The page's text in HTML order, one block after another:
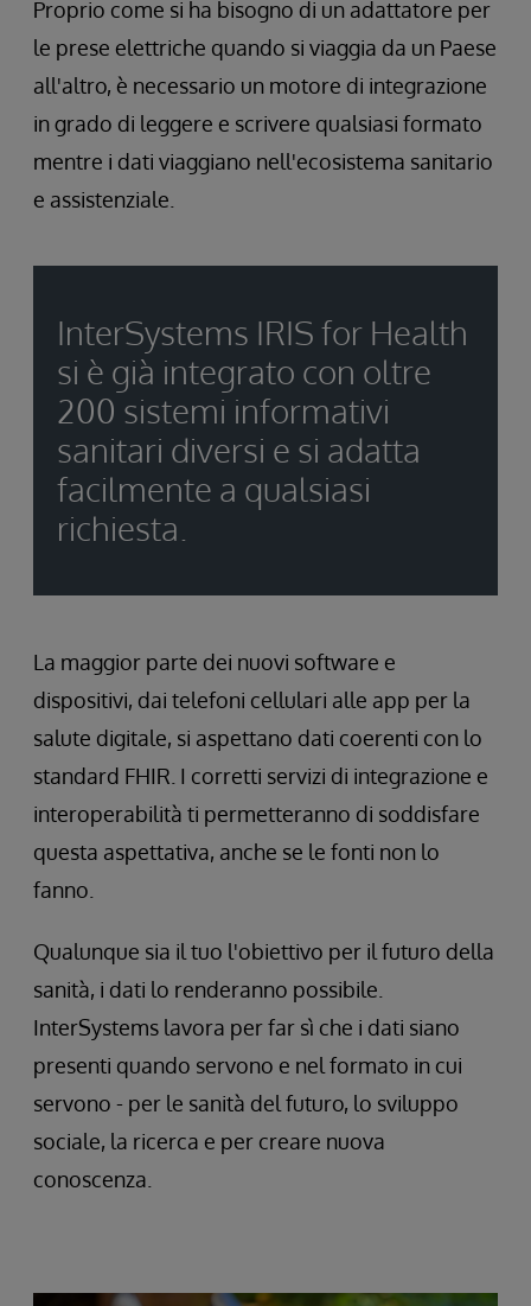
Proprio come si ha bisogno di un adattatore per
le prese elettriche quando si viaggia da un Paese
all'altro, è necessario un motore di integrazione
in grado di leggere e scrivere qualsiasi formato
mentre i dati viaggiano nell'ecosistema sanitario
e assistenziale.
InterSystems IRIS for Health
si è già integrato con oltre
200 sistemi informativi
sanitari diversi e si adatta
facilmente a qualsiasi
richiesta.
La maggior parte dei nuovi software e
dispositivi, dai telefoni cellulari alle app per la
salute digitale, si aspettano dati coerenti con lo
standard FHIR. I corretti servizi di integrazione e
interoperabilità ti permetteranno di soddisfare
questa aspettativa, anche se le fonti non lo
fanno.
Qualunque sia il tuo l'obiettivo per il futuro della
sanità, i dati lo renderanno possibile.
InterSystems lavora per far sì che i dati siano
presenti quando servono e nel formato in cui
servono - per le sanità del futuro, lo sviluppo
sociale, la ricerca e per creare nuova
conoscenza.